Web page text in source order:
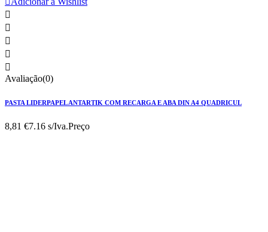





Avaliação(0)
PASTA LIDERPAPEL ANTARTIK COM RECARGA E ABA DIN A4 QUADRICUL
8,81 €7.16 s/Iva.Preço